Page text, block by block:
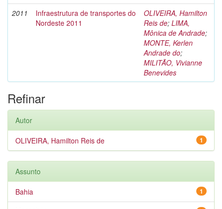
2011
Infraestrutura de transportes do
Nordeste 2011
OLIVEIRA, Hamilton
Reis de; LIMA,
Mônica de Andrade;
MONTE, Kerlen
Andrade do;
MILITÃO, Vivianne
Benevides
Refinar
Autor
1
OLIVEIRA, Hamilton Reis de
Assunto
1
Bahia